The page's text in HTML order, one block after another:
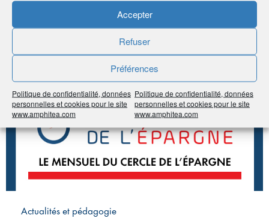
Accepter
Refuser
Préférences
Politique de confidentialité, données
personnelles et cookies pour le site
www.amphitea.com
Politique de confidentialité, données
personnelles et cookies pour le site
www.amphitea.com
sujet
#Épargne #Retraite
Actualités et pédagogie